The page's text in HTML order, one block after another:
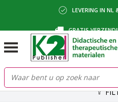
LEVERING IN NL
GRATIS
BETALING VIA IDEAL,